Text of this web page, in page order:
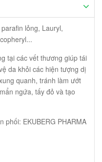
lỏng, Lauryl,
tại các vết thương giúp tái
da khỏi các hiện tượng dị
quanh, tránh làm ướt
ngứa, tấy đỏ và tạo
phối: EKUBERG PHARMA